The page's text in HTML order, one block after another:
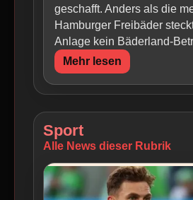
geschafft. Anders als die
Hamburger Freibäder
Anlage kein Bäderland-
Mehr lesen
Sport
Alle News dieser Rubrik